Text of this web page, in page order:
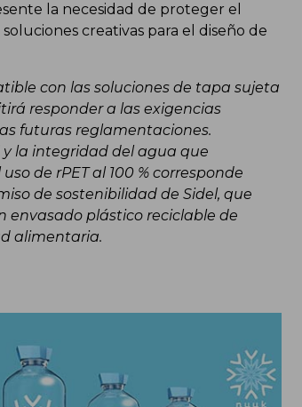
la necesidad de proteger el
creativas para el diseño de
con las soluciones de tapa sujeta
responder a las exigencias
futuras reglamentaciones.
la integridad del agua que
de rPET al 100 % corresponde
de sostenibilidad de Sidel, que
envasado plástico reciclable de
alimentaria.